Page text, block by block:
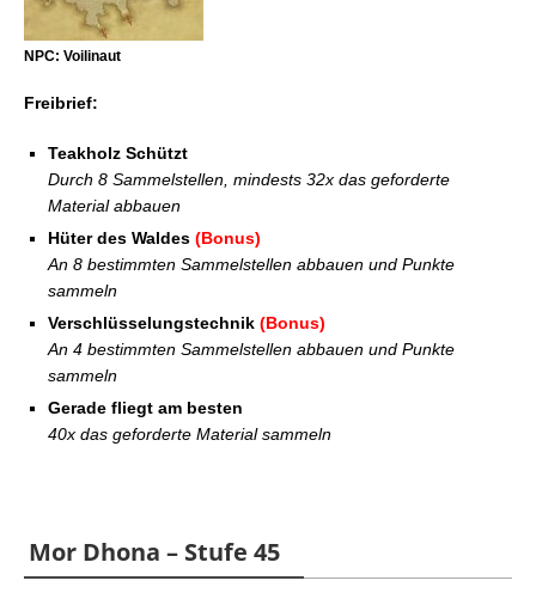
NPC: Voilinaut
Freibrief:
Teakholz Schützt
Durch 8 Sammelstellen, mindests 32x das geforderte
Material abbauen
Hüter des Waldes (Bonus)
An 8 bestimmten Sammelstellen abbauen und Punkte
sammeln
Verschlüsselungstechnik (Bonus)
An 4 bestimmten Sammelstellen abbauen und Punkte
sammeln
Gerade fliegt am besten
40x das geforderte Material sammeln
Mor Dhona – Stufe 45